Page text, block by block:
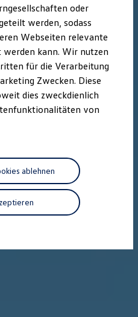
Laden
der Elektrofahrzeuge
für Privatkunden
Zubehör
oder
werden, sodass
Webseiten relevante
werden kann. Wir nutzen
für die Verarbeitung
Zwecken. Diese
dies zweckdienlich
von
ablehnen